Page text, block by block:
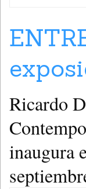
Ricardo
inaugura